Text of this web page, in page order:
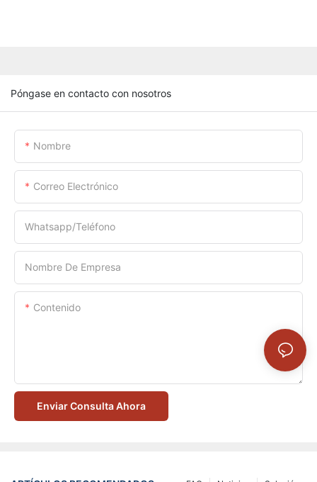
Póngase en contacto con nosotros
Nombre
Correo Electrónico
Whatsapp/Teléfono
Nombre De Empresa
Contenido
Enviar Consulta Ahora